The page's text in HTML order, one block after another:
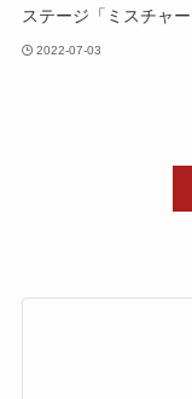
ステージ「ミスチャ
2022-07-03